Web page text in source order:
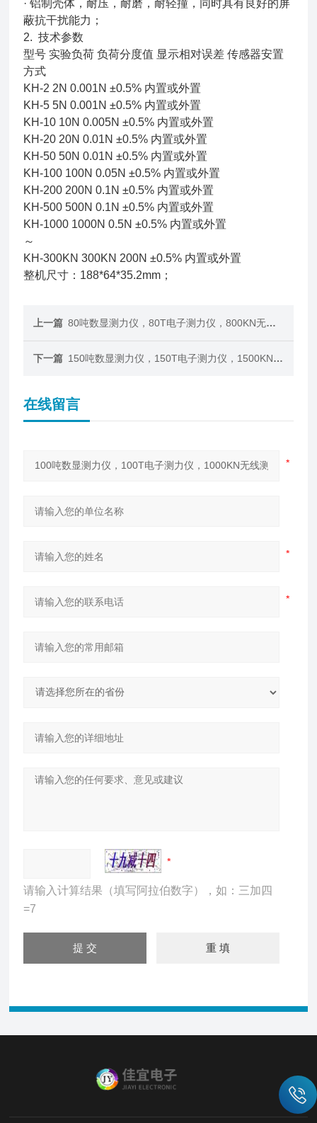
· 铝制壳体，耐压，耐磨，耐轻撞，同时具有良好的屏
蔽抗干扰能力；
2. 技术参数
型号 实验负荷 负荷分度值 显示相对误差 传感器安置
方式
KH-2 2N 0.001N ±0.5% 内置或外置
KH-5 5N 0.001N ±0.5% 内置或外置
KH-10 10N 0.005N ±0.5% 内置或外置
KH-20 20N 0.01N ±0.5% 内置或外置
KH-50 50N 0.01N ±0.5% 内置或外置
KH-100 100N 0.05N ±0.5% 内置或外置
KH-200 200N 0.1N ±0.5% 内置或外置
KH-500 500N 0.1N ±0.5% 内置或外置
KH-1000 1000N 0.5N ±0.5% 内置或外置
～
KH-300KN 300KN 200N ±0.5% 内置或外置
整机尺寸：188*64*35.2mm；
上一篇 80吨数显测力仪，80T电子测力仪，800KN无线测力仪
下一篇 150吨数显测力仪，150T电子测力仪，1500KN无线测力仪
在线留言
请输入计算结果（填写阿拉伯数字），如：三加四
=7